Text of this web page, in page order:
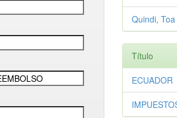
Quindi, Toa
Título
ECUADOR